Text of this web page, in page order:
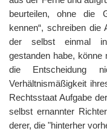
beurteilen, ohne die
kennen“, schreiben die
der selbst einmal in
gestanden habe,
die Entscheidung
Verhältnismäßigkeit
Rechtsstaat Aufgabe
selbst ernannter
derer, die "hinterher